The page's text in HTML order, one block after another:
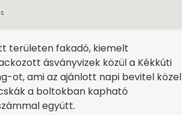
területen fakadó, kiemelt
ásványvizek közül a Kékkúti
ot, ami az ajánlott napi bevitel közel
a boltokban kapható
együtt.